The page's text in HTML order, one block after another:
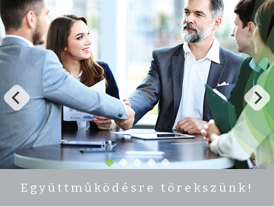
Együttműködésre törekszünk!